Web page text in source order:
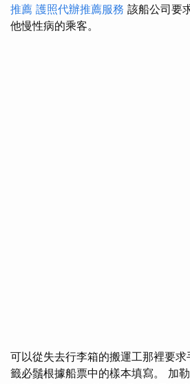
推薦 護照代辦推薦服務 該船公司要
他慢性病的乘客。
可以從失去行李箱的搬運工那裡要
籤必鬚根據船票中的樣本填寫。 加